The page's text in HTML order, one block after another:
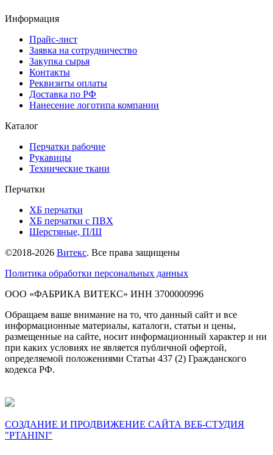
Информация
Прайс-лист
Заявка на сотрудничество
Закупка сырья
Контакты
Реквизиты оплаты
Доставка по РФ
Нанесение логотипа компании
Каталог
Перчатки рабочие
Рукавицы
Технические ткани
Перчатки
ХБ перчатки
ХБ перчатки с ПВХ
Шерстяные, П/Ш
©2018-2026 Витекс. Все права защищены
Политика обработки персональных данных
ОOO «ФАБРИКА ВИТЕКС» ИНН 3700000996
Обращаем ваше внимание на то, что данный сайт и все
информационные материалы, каталоги, статьи и цены,
размещенные на сайте, носит информационный характер и ни
при каких условиях не является публичной офертой,
определяемой положениями Статьи 437 (2) Гражданского
кодекса РФ.
СОЗДАНИЕ И ПРОДВИЖЕНИЕ САЙТА ВЕБ-СТУДИЯ
"PTAHINI"